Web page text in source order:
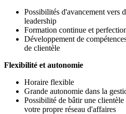
Possibilités d'avancement vers
leadership
Formation continue et
Développement de
de clientèle
Flexibilité et autonomie
Horaire flexible
Grande autonomie dans la
Possibilité de bâtir une
votre propre réseau d'affaires